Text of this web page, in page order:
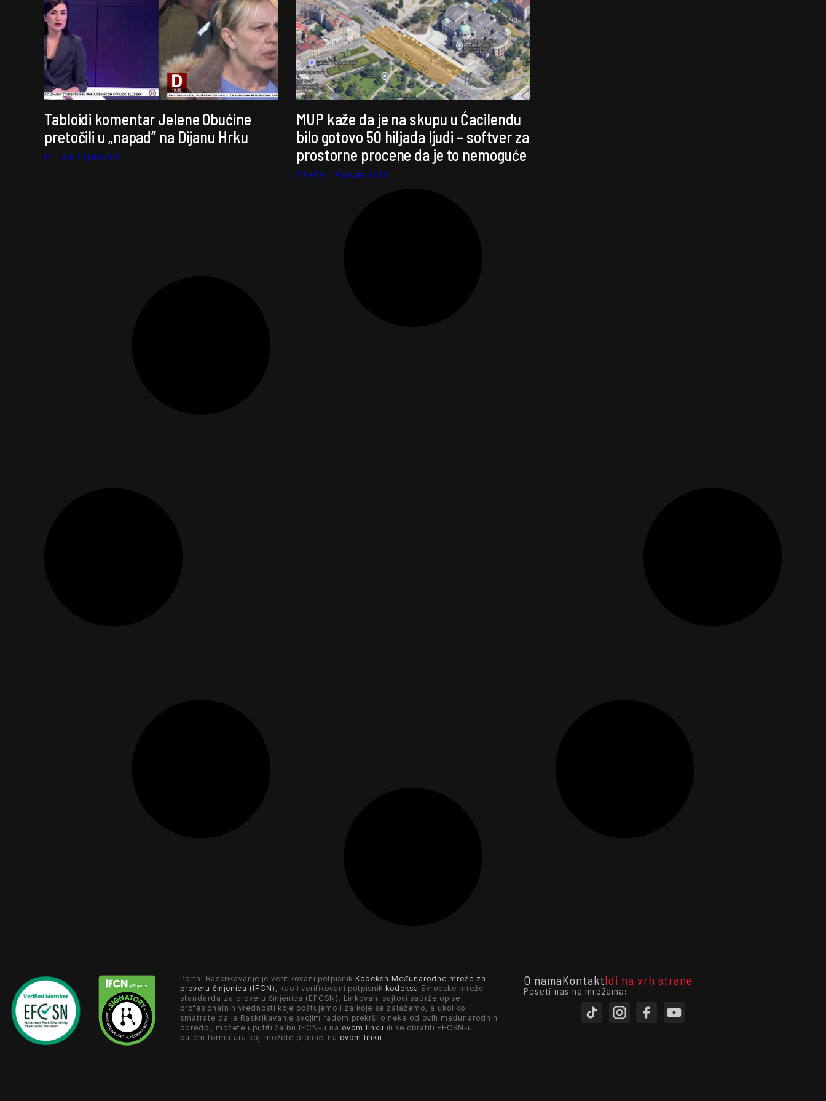
Tabloidi komentar Jelene Obućine
pretočili u „napad” na Dijanu Hrku
Milica Ljubičić
MUP kaže da je na skupu u Ćacilendu
bilo gotovo 50 hiljada ljudi – softver za
prostorne procene da je to nemoguće
Stefan Kosanović
Portal Raskrikavanje je verifikovani potpisnik Kodeksa Međunarodne mreže za
proveru činjenica (IFCN) , kao i verifikovani potpisnik kodeksa Evropske mreže
standarda za proveru činjenica (EFCSN). Linkovani sajtovi sadrže opise
profesionalnih vrednosti koje poštujemo i za koje se zalažemo, a ukoliko
smatrate da je Raskrikavanje svojim radom prekršilo neke od ovih međunarodnih
odredbi, možete uputiti žalbu IFCN-u na ovom linku ili se obratiti EFCSN-u
putem formulara koji možete pronaći na ovom linku .
O namaKontaktIdi na vrh strane
Poseti nas na mrežama: